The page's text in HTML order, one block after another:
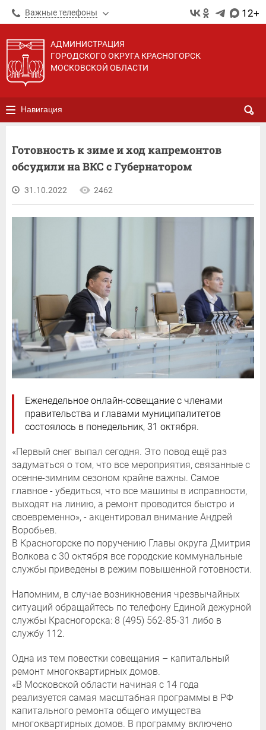
Важные телефоны 12+
АДМИНИСТРАЦИЯ
ГОРОДСКОГО ОКРУГА КРАСНОГОРСК
МОСКОВСКОЙ ОБЛАСТИ
Навигация
Готовность к зиме и ход капремонтов
обсудили на ВКС с Губернатором
31.10.2022 2462
Еженедельное онлайн-совещание с членами
правительства и главами муниципалитетов
состоялось в понедельник, 31 октября.
«Первый снег выпал сегодня. Это повод ещё раз
задуматься о том, что все мероприятия, связанные с
осенне-зимним сезоном крайне важны. Самое
главное - убедиться, что все машины в исправности,
выходят на линию, а ремонт проводится быстро и
своевременно», - акцентировал внимание Андрей
Воробьев.
В Красногорске по поручению Главы округа Дмитрия
Волкова с 30 октября все городские коммунальные
службы приведены в режим повышенной готовности.
Напомним, в случае возникновения чрезвычайных
ситуаций обращайтесь по телефону Единой дежурной
службы Красногорска: 8 (495) 562-85-31 либо в
службу 112.
Одна из тем повестки совещания – капитальный
ремонт многоквартирных домов.
«В Московской области начиная с 14 года
реализуется самая масштабная программы в РФ
капитального ремонта общего имущества
многоквартирных домов. В программу включено